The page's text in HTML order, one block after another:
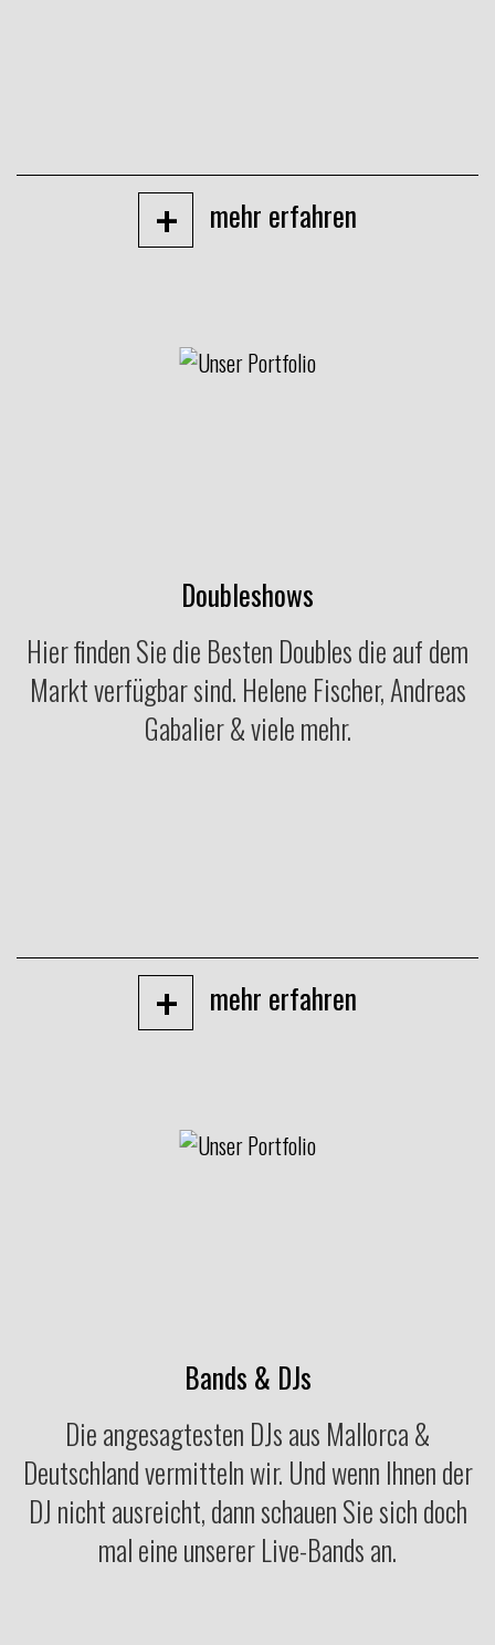
+ mehr erfahren
Doubleshows
Hier finden Sie die Besten Doubles die auf dem
Markt verfügbar sind. Helene Fischer, Andreas
Gabalier & viele mehr.
+ mehr erfahren
Bands & DJs
Die angesagtesten DJs aus Mallorca &
Deutschland vermitteln wir. Und wenn Ihnen der
DJ nicht ausreicht, dann schauen Sie sich doch
mal eine unserer Live-Bands an.